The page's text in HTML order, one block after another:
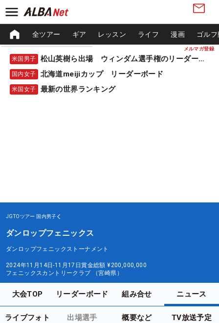
メルマガ登録
全ツアー ギア レッスン ライフ 漫画 ゴル
米国男子 松山英樹ら出場 ウィンダム選手権のリーダーボード
国内女子 北海道meijiカップ リーダーボード
米国女子 最新の世界ランキング
JGTOツアー 国内男子
ダンロップフェニックス
ダンロップフェニックストーナメント
2024年11月14日-11月17日賞金総額 ¥200,000,000
フェニックスカントリークラブ （宮崎県）
大会TOP リーダーボード 組み合せ ニュース
ライブフォト 出場選手 概要など TV放送予定